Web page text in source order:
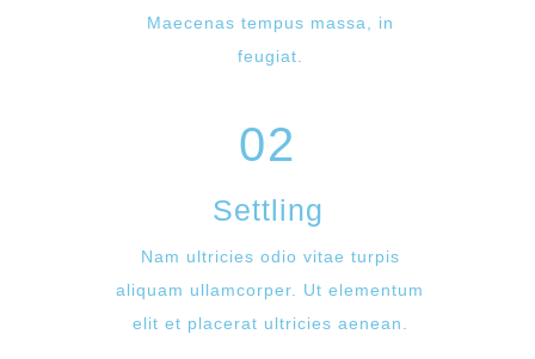
Maecenas tempus massa, in
feugiat.
02
Settling
Nam ultricies odio vitae turpis
aliquam ullamcorper. Ut elementum
elit et placerat ultricies aenean.